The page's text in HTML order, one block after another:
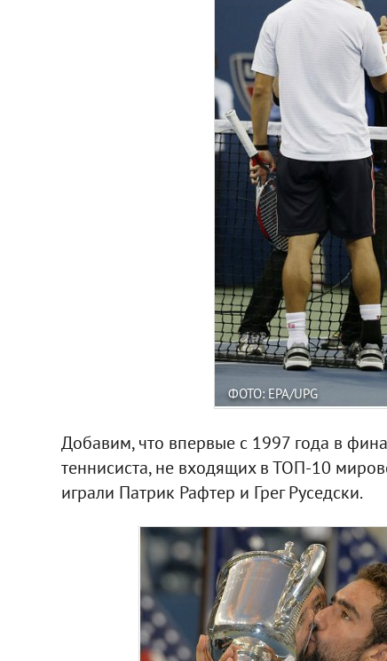
ФОТО: EPA/UPG
Добавим, что впервые с 1997 года в
теннисиста, не входящих в ТОП-10
играли Патрик Рафтер и Грег Руседски.